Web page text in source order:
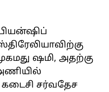
ஷமி, அதற்கு
சர்வதேச